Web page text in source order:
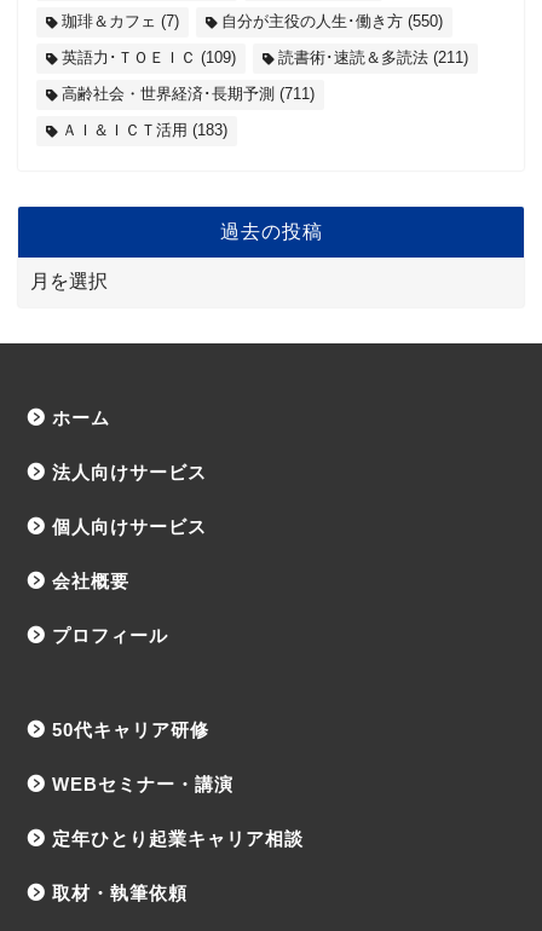
珈琲＆カフェ (7) 自分が主役の人生･働き方 (550)
英語力･ＴＯＥＩＣ (109) 読書術･速読＆多読法 (211)
高齢社会・世界経済･長期予測 (711)
ＡＩ＆ＩＣＴ活用 (183)
過去の投稿
ホーム
法人向けサービス
個人向けサービス
会社概要
プロフィール
50代キャリア研修
WEBセミナー・講演
定年ひとり起業キャリア相談
取材・執筆依頼